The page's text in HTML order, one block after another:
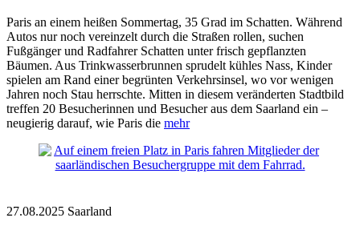
Paris an einem heißen Sommertag, 35 Grad im Schatten. Während
Autos nur noch vereinzelt durch die Straßen rollen, suchen
Fußgänger und Radfahrer Schatten unter frisch gepflanzten
Bäumen. Aus Trinkwasserbrunnen sprudelt kühles Nass, Kinder
spielen am Rand einer begrünten Verkehrsinsel, wo vor wenigen
Jahren noch Stau herrschte. Mitten in diesem veränderten Stadtbild
treffen 20 Besucherinnen und Besucher aus dem Saarland ein –
neugierig darauf, wie Paris die mehr
27.08.2025 Saarland